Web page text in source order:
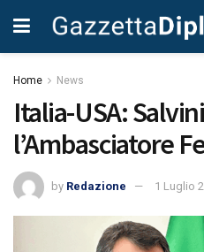
Home News
Italia-USA:
l’Ambasciatore
by Redazione 1 Luglio